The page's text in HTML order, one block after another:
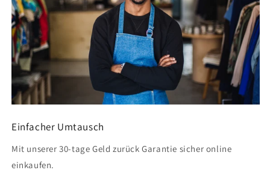
Einfacher Umtausch
Mit unserer 30-tage Geld zurück Garantie sicher online
einkaufen.